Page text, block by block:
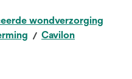
wondverzorging
Cavilon